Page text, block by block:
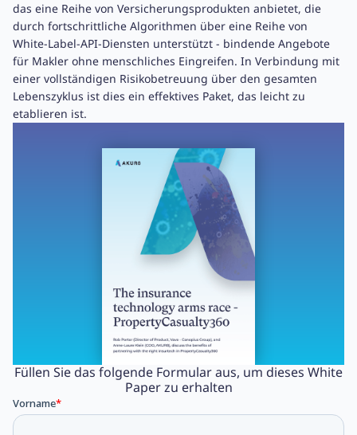
das eine Reihe von Versicherungsprodukten anbietet, die
durch fortschrittliche Algorithmen über eine Reihe von
White-Label-API-Diensten unterstützt - bindende Angebote
für Makler ohne menschliches Eingreifen. In Verbindung mit
einer vollständigen Risikobetreuung über den gesamten
Lebenszyklus ist dies ein effektives Paket, das leicht zu
etablieren ist.
Füllen Sie das folgende Formular aus, um dieses White
Paper zu erhalten